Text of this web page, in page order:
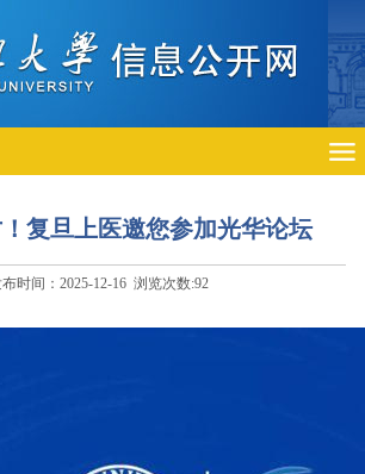
复旦上医邀您参加光华论坛
时间：2025-12-16 浏览次数:92